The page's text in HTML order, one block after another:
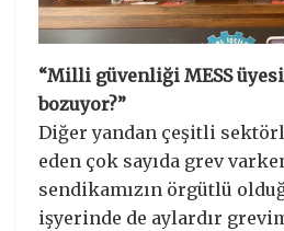
“Milli güvenliği MESS
bozuyor?”
Diğer yandan çeşitli
eden çok sayıda grev
sendikamızın örgütlü
işyerinde de aylardır